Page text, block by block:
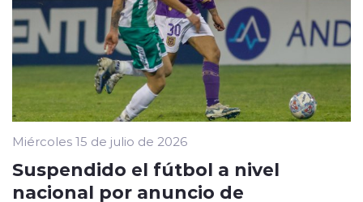
Miércoles 15 de julio de 2026
Suspendido el fútbol a nivel
nacional por anuncio de